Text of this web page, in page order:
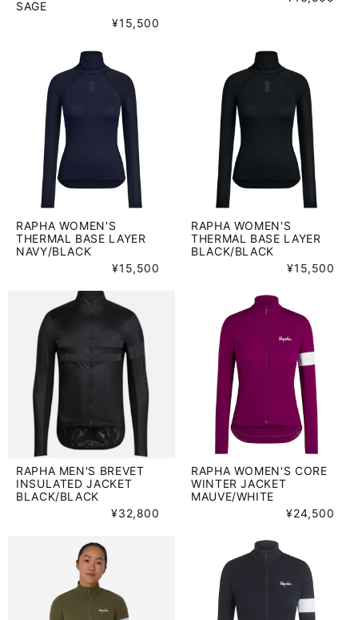
SAGE
¥15,500
RAPHA WOMEN'S
THERMAL BASE LAYER
NAVY/BLACK
¥15,500
RAPHA WOMEN'S
THERMAL BASE LAYER
BLACK/BLACK
¥15,500
RAPHA MEN'S BREVET
INSULATED JACKET
BLACK/BLACK
¥32,800
RAPHA WOMEN'S CORE
WINTER JACKET
MAUVE/WHITE
¥24,500